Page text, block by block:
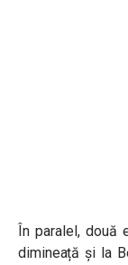
În paralel, două
dimineață și la